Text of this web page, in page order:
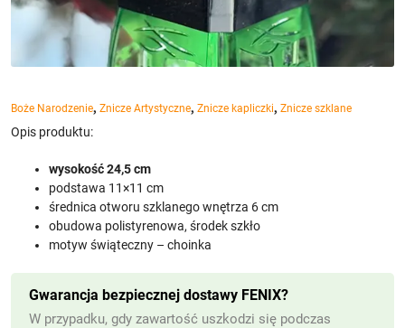
Boże Narodzenie, Znicze Artystyczne, Znicze kapliczki, Znicze szklane
Opis produktu:
wysokość 24,5 cm
podstawa 11×11 cm
średnica otworu szklanego wnętrza 6 cm
obudowa polistyrenowa, środek szkło
motyw świąteczny – choinka
Gwarancja bezpiecznej dostawy FENIX?
W przypadku, gdy zawartość uszkodzi się podczas